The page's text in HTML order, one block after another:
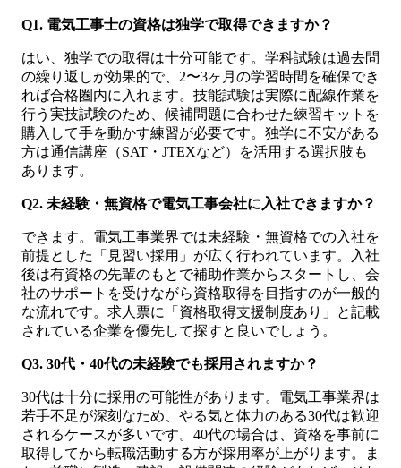
Q1. 電気工事士の資格は独学で取得できますか？
はい、独学での取得は十分可能です。学科試験は過去問
の繰り返しが効果的で、2〜3ヶ月の学習時間を確保でき
れば合格圏内に入れます。技能試験は実際に配線作業を
行う実技試験のため、候補問題に合わせた練習キットを
購入して手を動かす練習が必要です。独学に不安がある
方は通信講座（SAT・JTEXなど）を活用する選択肢も
あります。
Q2. 未経験・無資格で電気工事会社に入社できますか？
できます。電気工事業界では未経験・無資格での入社を
前提とした「見習い採用」が広く行われています。入社
後は有資格の先輩のもとで補助作業からスタートし、会
社のサポートを受けながら資格取得を目指すのが一般的
な流れです。求人票に「資格取得支援制度あり」と記載
されている企業を優先して探すと良いでしょう。
Q3. 30代・40代の未経験でも採用されますか？
30代は十分に採用の可能性があります。電気工事業界は
若手不足が深刻なため、やる気と体力のある30代は歓迎
されるケースが多いです。40代の場合は、資格を事前に
取得してから転職活動する方が採用率が上がります。ま